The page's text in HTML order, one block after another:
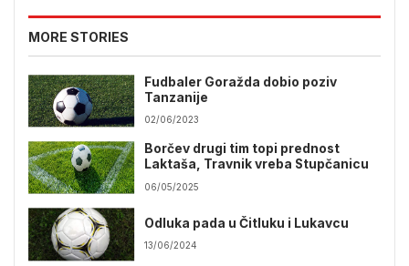
MORE STORIES
Fudbaler Goražda dobio poziv
Tanzanije
02/06/2023
Borčev drugi tim topi prednost
Laktaša, Travnik vreba Stupčanicu
06/05/2025
Odluka pada u Čitluku i Lukavcu
13/06/2024